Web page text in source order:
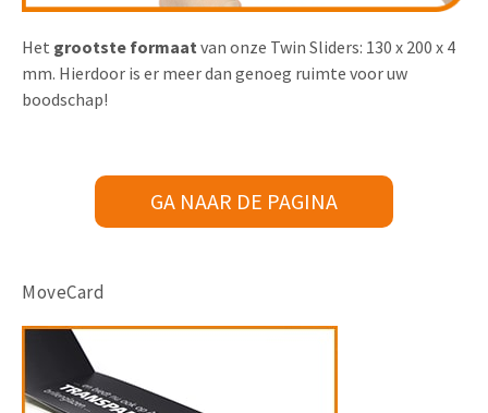
Het grootste formaat van onze Twin Sliders: 130 x 200 x 4
mm. Hierdoor is er meer dan genoeg ruimte voor uw
boodschap!
GA NAAR DE PAGINA
MoveCard